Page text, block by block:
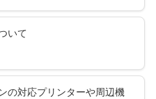
いて
の対応プリンターや周辺機